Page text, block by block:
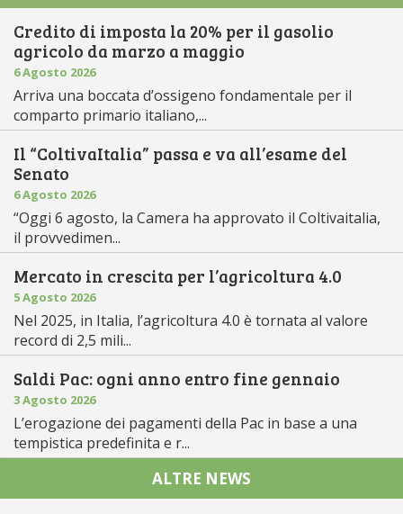
Credito di imposta la 20% per il gasolio
agricolo da marzo a maggio
6 Agosto 2026
Arriva una boccata d’ossigeno fondamentale per il
comparto primario italiano,...
Il “ColtivaItalia” passa e va all’esame del
Senato
6 Agosto 2026
“Oggi 6 agosto, la Camera ha approvato il Coltivaitalia,
il provvedimen...
Mercato in crescita per l’agricoltura 4.0
5 Agosto 2026
Nel 2025, in Italia, l’agricoltura 4.0 è tornata al valore
record di 2,5 mili...
Saldi Pac: ogni anno entro fine gennaio
3 Agosto 2026
L’erogazione dei pagamenti della Pac in base a una
tempistica predefinita e r...
ALTRE NEWS